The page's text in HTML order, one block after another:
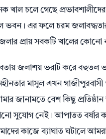
খাল চলে গেছে
এর ফলে চরম জলাবদ্ধতার
প্রায় সবকটি খালের
জলাশয় ভরাট করে বহুতল
মাসুল এখন
জানামতে বেশ কিছু
সুযোগ নেই। আপাতত বর্ষার
কাজে ব্যাঘাত ঘটালে